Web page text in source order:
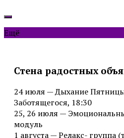
Ещё
Стена радостных
24 июля — Дыхание
Заботящегося, 18:30
25, 26 июля —
модуль
1 августа — Релакс- группа